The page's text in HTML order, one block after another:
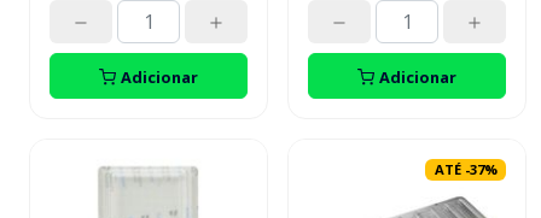
Adicionar Adicionar
ATÉ -37%